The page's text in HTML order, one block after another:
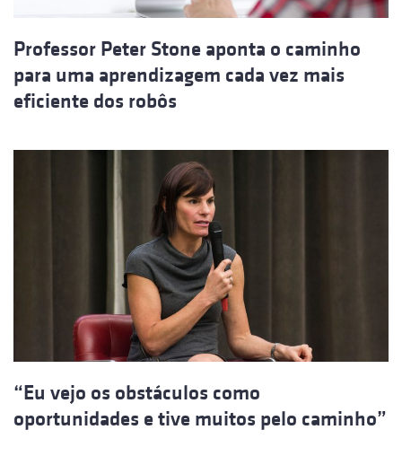
Professor Peter Stone aponta o caminho
para uma aprendizagem cada vez mais
eficiente dos robôs
“Eu vejo os obstáculos como
oportunidades e tive muitos pelo caminho”